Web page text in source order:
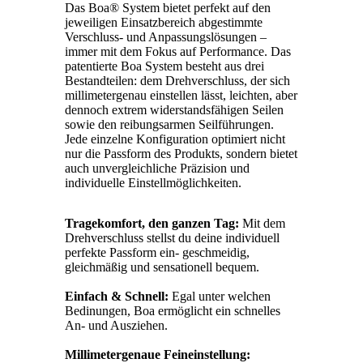
Das Boa® System bietet perfekt auf den
jeweiligen Einsatzbereich abgestimmte
Verschluss- und Anpassungslösungen –
immer mit dem Fokus auf Performance. Das
patentierte Boa System besteht aus drei
Bestandteilen: dem Drehverschluss, der sich
millimetergenau einstellen lässt, leichten, aber
dennoch extrem widerstandsfähigen Seilen
sowie den reibungsarmen Seilführungen.
Jede einzelne Konfiguration optimiert nicht
nur die Passform des Produkts, sondern bietet
auch unvergleichliche Präzision und
individuelle Einstellmöglichkeiten.
Tragekomfort, den ganzen Tag: Mit dem
Drehverschluss stellst du deine individuell
perfekte Passform ein- geschmeidig,
gleichmäßig und sensationell bequem.
Einfach & Schnell: Egal unter welchen
Bedinungen, Boa ermöglicht ein schnelles
An- und Ausziehen.
Millimetergenaue Feineinstellung: